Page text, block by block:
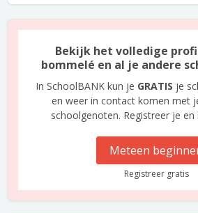
Bekijk het volledige
bommelé en al je andere
In SchoolBANK kun je GRATIS je
en weer in contact komen met
schoolgenoten. Registreer je en
Meteen
Registreer gratis